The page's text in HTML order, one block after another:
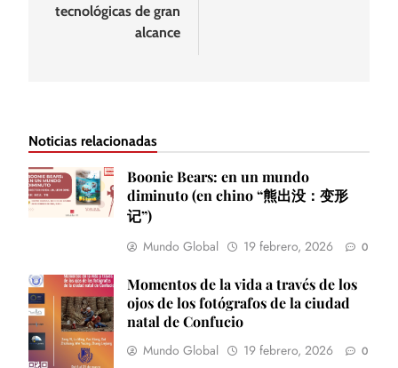
tecnológicas de gran
alcance
Noticias relacionadas
Boonie Bears: en un mundo
diminuto (en chino “熊出没：变形
记”)
Mundo Global 19 febrero, 2026 0
Momentos de la vida a través de los
ojos de los fotógrafos de la ciudad
natal de Confucio
Mundo Global 19 febrero, 2026 0